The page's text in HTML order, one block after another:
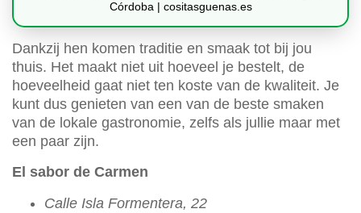
Córdoba | cositasguenas.es
Dankzij hen komen traditie en smaak tot bij jou
thuis. Het maakt niet uit hoeveel je bestelt, de
hoeveelheid gaat niet ten koste van de kwaliteit. Je
kunt dus genieten van een van de beste smaken
van de lokale gastronomie, zelfs als jullie maar met
een paar zijn.
El sabor de Carmen
Calle Isla Formentera, 22